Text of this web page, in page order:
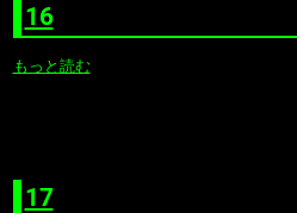
16
もっと読む
17